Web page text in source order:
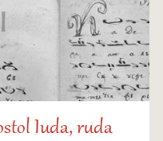
Iuda, ruda